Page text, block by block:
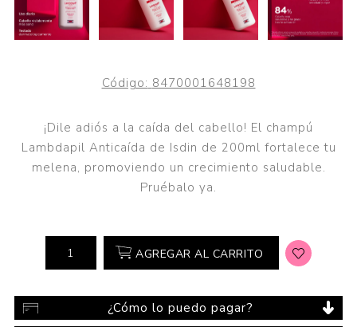
Código: 8470001648198
¡Dile adiós a la caída del cabello! El champú
Lambdapil Anticaída de Isdin de 200ml fortalece tu
melena, promoviendo un crecimiento saludable.
Pruébalo ya.
AGREGAR AL CARRITO
¿Cómo lo puedo pagar?